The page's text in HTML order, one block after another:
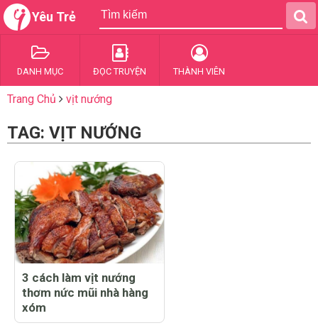
Yêu Trẻ
DANH MỤC ĐỌC TRUYỆN THÀNH VIÊN
Trang Chủ vịt nướng
TAG: VỊT NƯỚNG
3 cách làm vịt nướng
thơm nức mũi nhà hàng
xóm